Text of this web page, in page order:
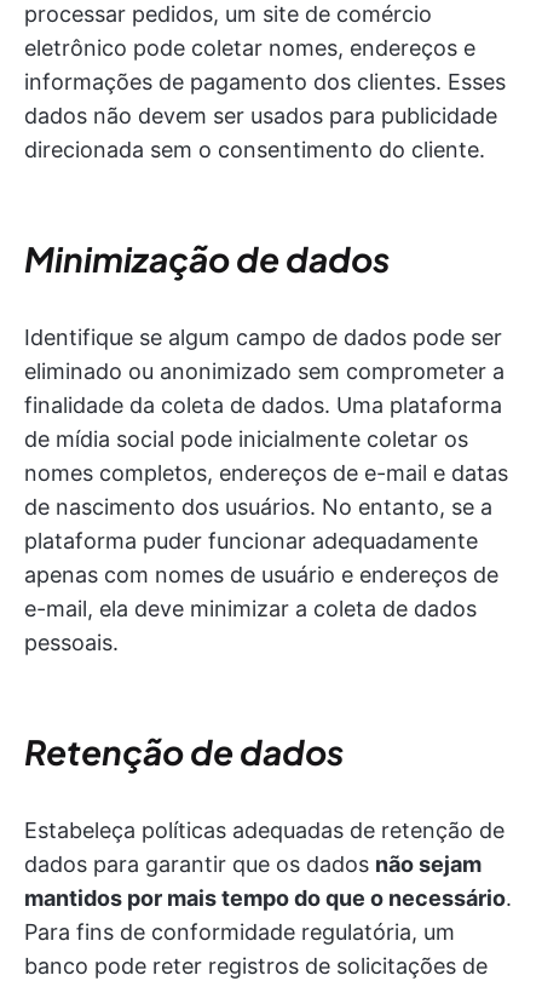
processar pedidos, um site de comércio
eletrônico pode coletar nomes, endereços e
informações de pagamento dos clientes. Esses
dados não devem ser usados para publicidade
direcionada sem o consentimento do cliente.
Minimização de dados
Identifique se algum campo de dados pode ser
eliminado ou anonimizado sem comprometer a
finalidade da coleta de dados. Uma plataforma
de mídia social pode inicialmente coletar os
nomes completos, endereços de e-mail e datas
de nascimento dos usuários. No entanto, se a
plataforma puder funcionar adequadamente
apenas com nomes de usuário e endereços de
e-mail, ela deve minimizar a coleta de dados
pessoais.
Retenção de dados
Estabeleça políticas adequadas de retenção de
dados para garantir que os dados não sejam
mantidos por mais tempo do que o necessário.
Para fins de conformidade regulatória, um
banco pode reter registros de solicitações de